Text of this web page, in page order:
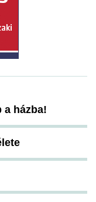
a házba!